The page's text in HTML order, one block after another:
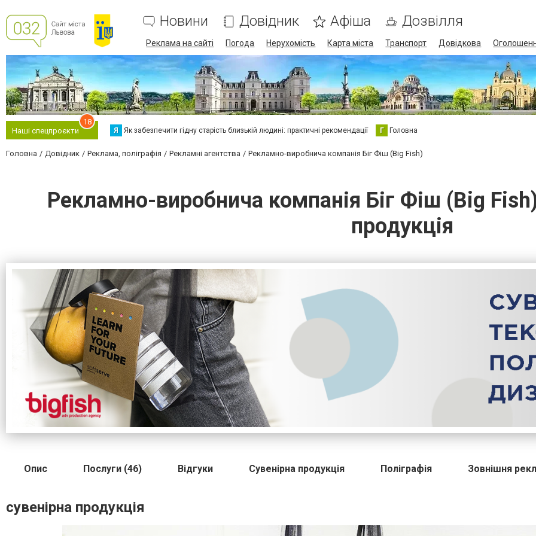
Новини Довідник Афіша Дозвілля
Реклама на сайті Погода Нерухомість Карта міста Транспорт Довідкова
Наші спецпроєкти
18
Я Як забезпечити гідну старість близькій людині: практичні рекомендації Г Головна
Головна Довідник Реклама, поліграфія Рекламні агентства Рекламно-виробнича компанія Біг Фіш (Big Fish)
Рекламно-виробнича компанія Біг Фіш (Big
продукція
Опис Послуги (46) Відгуки Сувенірна продукція Поліграфія Зовнішня
сувенірна продукція